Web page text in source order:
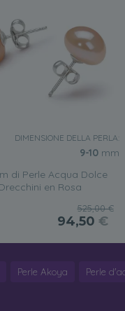
DIMENSIONE DELLA PERLA:
9-10mm
di Perle Acqua Dolce
en Rosa
525,00 €
94,50 €
Perle Akoya Perle